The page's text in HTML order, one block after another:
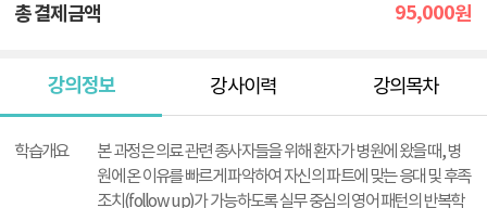
총 결제금액 95,000원
강의정보 강사이력 강의목차
학습개요
본 과정은 의료 관련 종사자들을 위해 환자가 병원에 왔을 때, 병
원에 온 이유를 빠르게 파악하여 자신의 파트에 맞는 응대 및 후족
조치(follow up)가 가능하도록 실무 중심의 영어 패턴의 반복학